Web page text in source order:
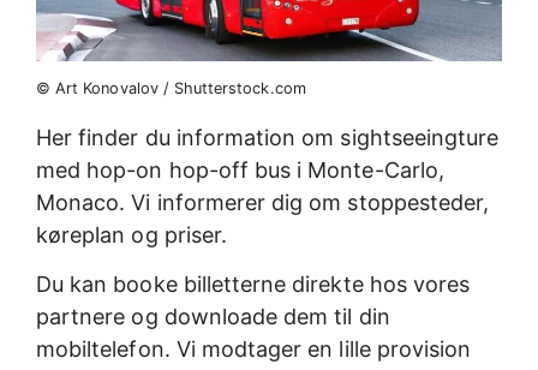
© Art Konovalov / Shutterstock.com
Her finder du information om sightseeingture
med hop-on hop-off bus i Monte-Carlo,
Monaco. Vi informerer dig om stoppesteder,
køreplan og priser.
Du kan booke billetterne direkte hos vores
partnere og downloade dem til din
mobiltelefon. Vi modtager en lille provision